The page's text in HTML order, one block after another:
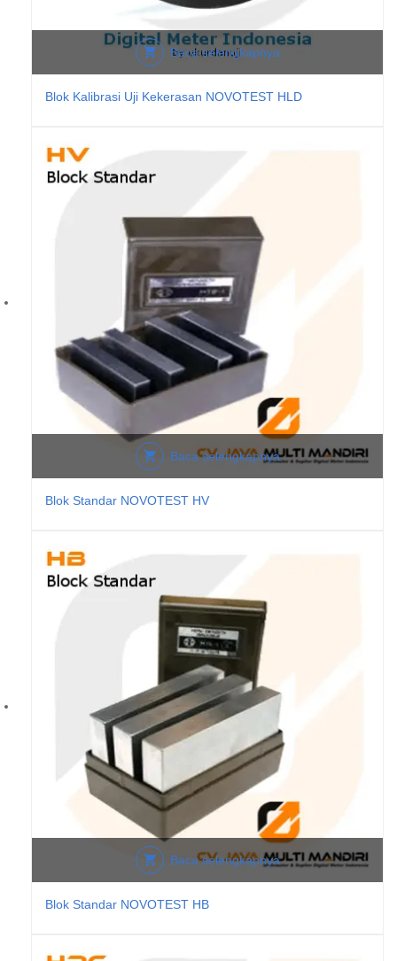
Baca selengkapnya
Blok Kalibrasi Uji Kekerasan NOVOTEST HLD
Baca selengkapnya
Blok Standar NOVOTEST HV
Baca selengkapnya
Blok Standar NOVOTEST HB